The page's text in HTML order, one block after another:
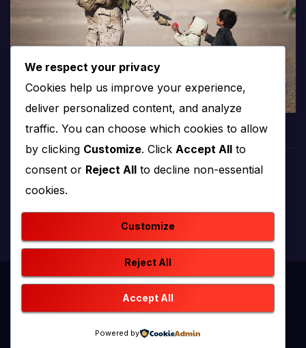
produkcija i emitiranje tv programa
Proudly powered by WordPress|Theme: newstack by
Themeansar
O nama
We respect your privacy
Cookies help us improve your experience,
deliver personalized content, and analyze
traffic. You can choose which cookies to allow
by clicking Customize. Click Accept All to
consent or Reject All to decline non-essential
cookies.
Customize
Reject All
Accept All
Powered by